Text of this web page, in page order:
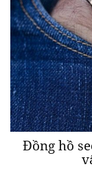
Đồng hồ